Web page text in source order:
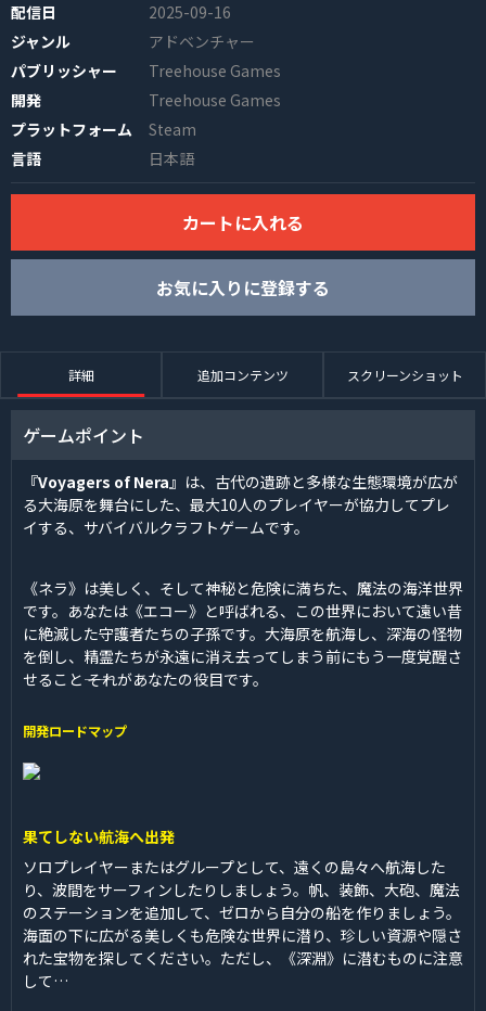
INFO
配信日
2025-09-16
ジャンル
アドベンチャー
パブリッシャー
Treehouse Games
開発
Treehouse Games
プラットフォーム
Steam
言語
日本語
カートに入れる
お気に入りに登録する
詳細 追加コンテンツ スクリーンショット
ゲームポイント
『Voyagers of Nera』 は、古代の遺跡と多様な生態環境が広が
る大海原を舞台にした、最大10人のプレイヤーが協力してプレ
イする、サバイバルクラフトゲームです。
《ネラ》は美しく、そして神秘と危険に満ちた、魔法の海洋世界
です。あなたは《エコー》と呼ばれる、この世界において遠い昔
に絶滅した守護者たちの子孫です。大海原を航海し、深海の怪物
を倒し、精霊たちが永遠に消え去ってしまう前にもう一度覚醒さ
せること―― それがあなたの役目です。
開発ロードマップ
果てしない航海へ出発
ソロプレイヤーまたはグループとして、遠くの島々へ航海した
り、波間をサーフィンしたりしましょう。帆、装飾、大砲、魔法
のステーションを追加して、ゼロから自分の船を作りましょう。
海面の下に広がる美しくも危険な世界に潜り、珍しい資源や隠さ
れた宝物を探してください。ただし、《深淵》に潜むものに注意
して…